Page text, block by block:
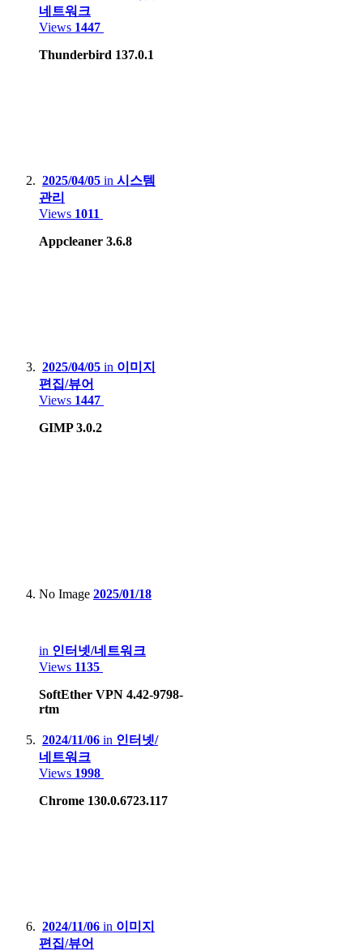
Smartphone:
Xiaomi Redmi Note 4, Mi 8
Lenovo Phab2 Pro
Apple iPhone 5
Apple iPad 9th gen
Gamepark GP2X-F100
Valve Steam deck LCD
네트워크
Views 1447
Thunderbird 137.0.1
2025/04/05 in 시스템
관리
Views 1011
Appcleaner 3.6.8
2025/04/05 in 이미지
편집/뷰어
Views 1447
GIMP 3.0.2
No Image 2025/01/18
in 인터넷/네트워크
Views 1135
SoftEther VPN 4.42-9798-
rtm
2024/11/06 in 인터넷/
네트워크
Views 1998
Chrome 130.0.6723.117
2024/11/06 in 이미지
편집/뷰어